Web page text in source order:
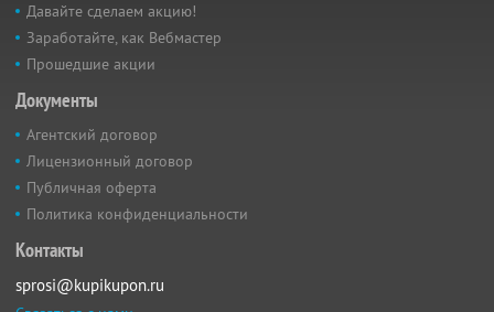
Давайте сделаем акцию!
Заработайте, как Вебмастер
Прошедшие акции
Документы
Агентский договор
Лицензионный договор
Публичная оферта
Политика конфиденциальности
Контакты
sprosi@kupikupon.ru